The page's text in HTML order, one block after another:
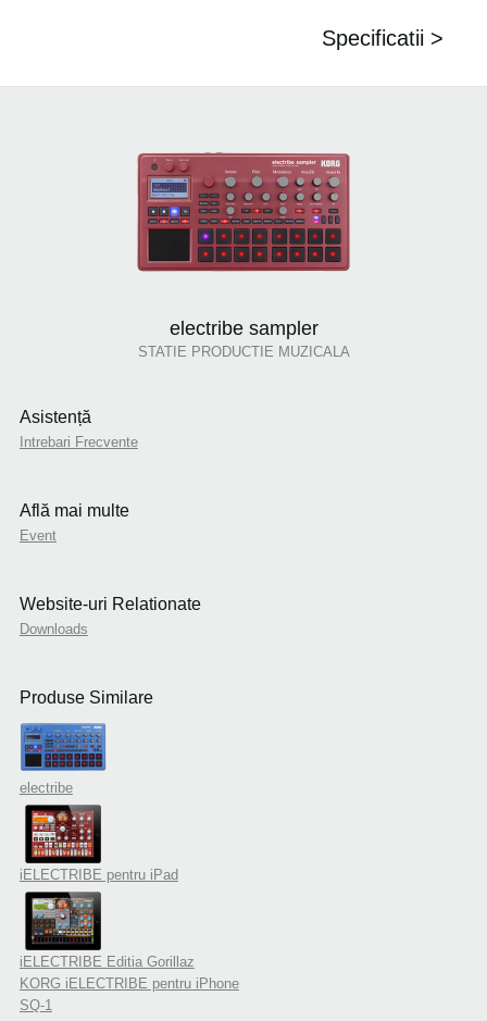
Specificatii >
electribe sampler
STATIE PRODUCTIE MUZICALA
Asistență
Intrebari Frecvente
Află mai multe
Event
Website-uri Relationate
Downloads
Produse Similare
electribe
iELECTRIBE pentru iPad
iELECTRIBE Editia Gorillaz
KORG iELECTRIBE pentru iPhone
SQ-1